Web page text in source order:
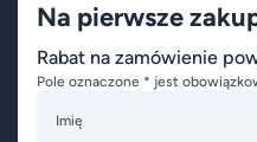
Na pierwsze
Rabat na zamówienie
Pole oznaczone * jest
Imię